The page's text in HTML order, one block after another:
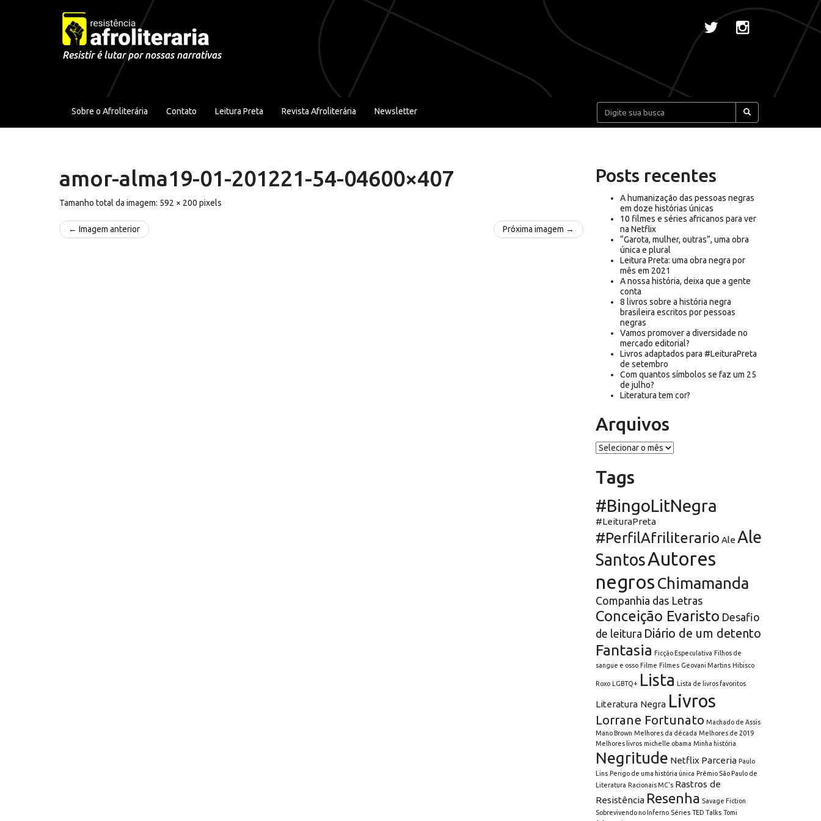
Pular para o conteúdo
Resistir é lutar por nossas narrativas
Sobre o Afroliterária Contato Leitura Preta Revista Afroliterária Newsletter Pesquisar:
amor-alma19-01-201221-54-04600×407
Tamanho total da imagem: 592 × 200 pixels
← Imagem anterior Próxima imagem →
Posts recentes
A humanização das pessoas negras
em doze histórias únicas
10 filmes e séries africanos para ver
na Netflix
“Garota, mulher, outras”, uma obra
única e plural
Leitura Preta: uma obra negra por
mês em 2021
A nossa história, deixa que a gente
conta
8 livros sobre a história negra
brasileira escritos por pessoas
negras
Vamos promover a diversidade no
mercado editorial?
Livros adaptados para #LeituraPreta
de setembro
Com quantos símbolos se faz um 25
de julho?
Literatura tem cor?
Arquivos
Arquivos
Tags
#BingoLitNegra
#LeituraPreta
#PerfilAfriliterario Ale Ale
SantosAutores
negros Chimamanda
Companhia das Letras
Conceição Evaristo Desafio
de leitura Diário de um detento
Fantasia Ficção Especulativa Filhos de
sangue e osso Filme Filmes Geovani Martins Hibisco
Roxo LGBTQ+ Lista Lista de livros favoritos
Literatura Negra Livros
Lorrane Fortunato Machado de Assis
Mano Brown Melhores da década Melhores de 2019
Melhores livros michelle obama Minha história
Negritude Netflix Parceria Paulo
Lins Perigo de uma história única Prêmio São Paulo de
Literatura Racionais MC's Rastros de
Resistência Resenha Savage Fiction
Sobrevivendo no Inferno Séries TED Talks Tomi